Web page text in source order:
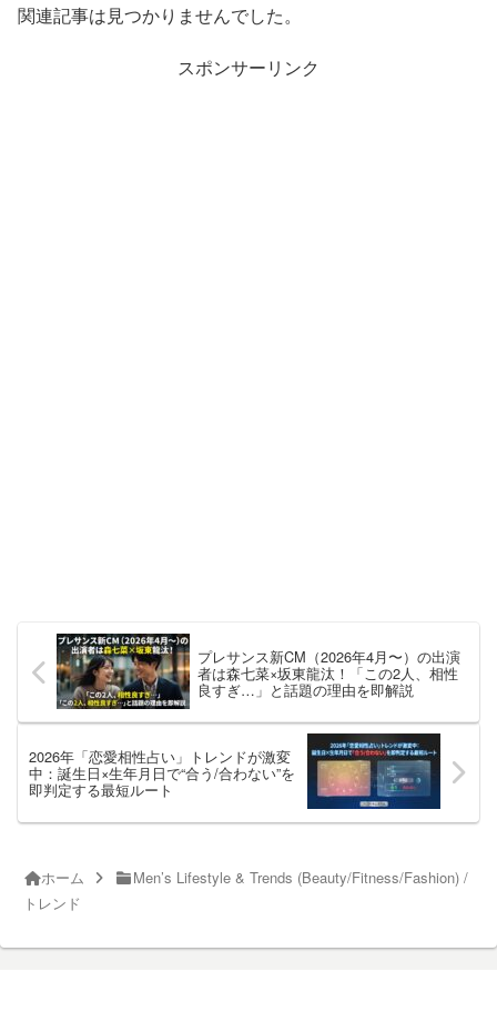
関連記事は見つかりませんでした。
スポンサーリンク
プレサンス新CM（2026年4月〜）の出演
者は森七菜×坂東龍汰！「この2人、相性
良すぎ…」と話題の理由を即解説
2026年「恋愛相性占い」トレンドが激変
中：誕生日×生年月日で“合う/合わない”を
即判定する最短ルート
ホーム
Men’s Lifestyle & Trends (Beauty/Fitness/Fashion) /
トレンド